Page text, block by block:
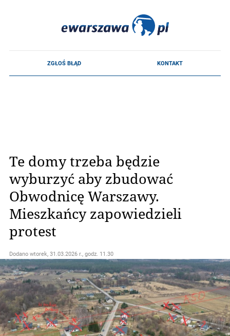
Te domy trzeba będzie
wyburzyć aby zbudować
Obwodnicę Warszawy.
Mieszkańcy zapowiedzieli
protest
Dodano wtorek, 31.03.2026 r., godz. 11.30